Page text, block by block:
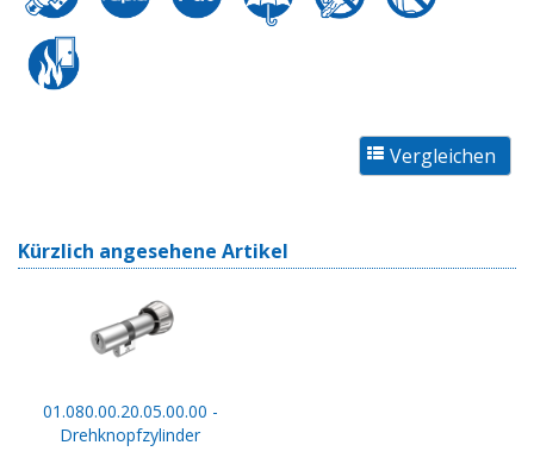
Kürzlich angesehene Artikel
01.080.00.20.05.00.00 -
Drehknopfzylinder